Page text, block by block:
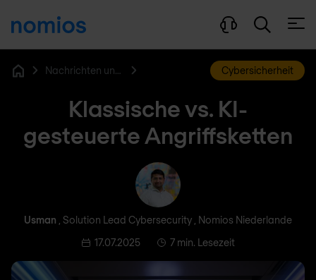
Nachrichten und Blog Cybersicherheit
Klassische vs. KI-
gesteuerte Angriffsketten
Usman
Usman , Solution Lead Cybersecurity , Nomios Niederlande
17.07.2025
7 min. Lesezeit